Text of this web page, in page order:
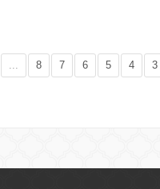
3
4
5
6
7
8
...